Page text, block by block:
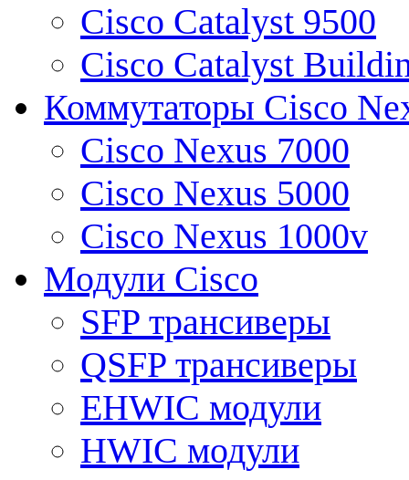
Cisco Catalyst 9500
Cisco Catalyst
Коммутаторы Cisco
Cisco Nexus 7000
Cisco Nexus 5000
Cisco Nexus 1000v
Модули Cisco
SFP трансиверы
QSFP трансиверы
EHWIC модули
HWIC модули